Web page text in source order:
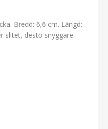
Bredd: 6,6 cm. Längd:
slitet, desto snyggare